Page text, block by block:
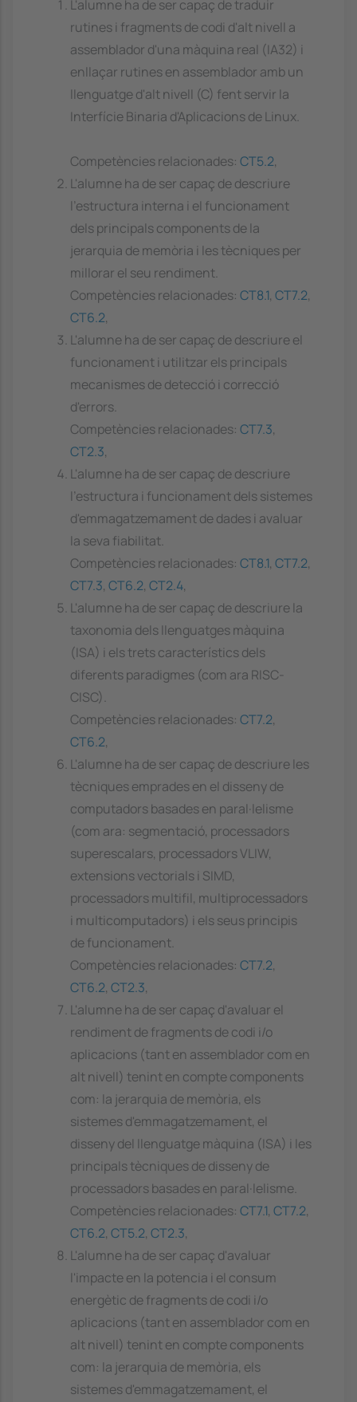
L'alumne ha de ser capaç de traduir
rutines i fragments de codi d'alt nivell a
assemblador d'una màquina real (IA32) i
enllaçar rutines en assemblador amb un
llenguatge d'alt nivell (C) fent servir la
Interfície Binaria d'Aplicacions de Linux.
Competències relacionades: CT5.2,
L'alumne ha de ser capaç de descriure
l'estructura interna i el funcionament
dels principals components de la
jerarquia de memòria i les tècniques per
millorar el seu rendiment.
Competències relacionades: CT8.1, CT7.2,
CT6.2,
L'alumne ha de ser capaç de descriure el
funcionament i utilitzar els principals
mecanismes de detecció i correcció
d'errors.
Competències relacionades: CT7.3,
CT2.3,
L'alumne ha de ser capaç de descriure
l'estructura i funcionament dels sistemes
d'emmagatzemament de dades i avaluar
la seva fiabilitat.
Competències relacionades: CT8.1, CT7.2,
CT7.3, CT6.2, CT2.4,
L'alumne ha de ser capaç de descriure la
taxonomia dels llenguatges màquina
(ISA) i els trets característics dels
diferents paradigmes (com ara RISC-
CISC).
Competències relacionades: CT7.2,
CT6.2,
L'alumne ha de ser capaç de descriure les
tècniques emprades en el disseny de
computadors basades en paral·lelisme
(com ara: segmentació, processadors
superescalars, processadors VLIW,
extensions vectorials i SIMD,
processadors multifil, multiprocessadors
i multicomputadors) i els seus principis
de funcionament.
Competències relacionades: CT7.2,
CT6.2, CT2.3,
L'alumne ha de ser capaç d'avaluar el
rendiment de fragments de codi i/o
aplicacions (tant en assemblador com en
alt nivell) tenint en compte components
com: la jerarquia de memòria, els
sistemes d'emmagatzemament, el
disseny del llenguatge màquina (ISA) i les
principals tècniques de disseny de
processadors basades en paral·lelisme.
Competències relacionades: CT7.1, CT7.2,
CT6.2, CT5.2, CT2.3,
L'alumne ha de ser capaç d'avaluar
l'impacte en la potencia i el consum
energètic de fragments de codi i/o
aplicacions (tant en assemblador com en
alt nivell) tenint en compte components
com: la jerarquia de memòria, els
sistemes d'emmagatzemament, el